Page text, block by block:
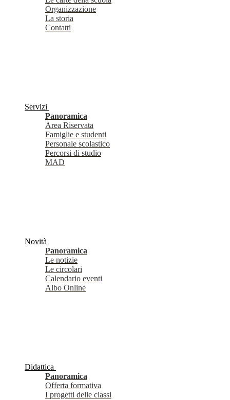
Organizzazione
La storia
Contatti
Servizi
Panoramica
Area Riservata
Famiglie e studenti
Personale scolastico
Percorsi di studio
MAD
Novità
Panoramica
Le notizie
Le circolari
Calendario eventi
Albo Online
Didattica
Panoramica
Offerta formativa
I progetti delle classi